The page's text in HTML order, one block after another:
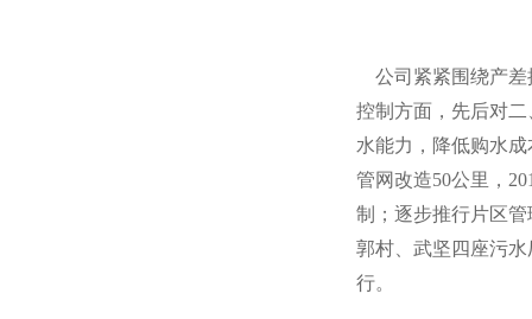
公司紧紧围绕产差
控制方面，先后对
水能力，降低购水
管网改造50公里，
制；逐步推行片区
郭村、武坚四座污
行。